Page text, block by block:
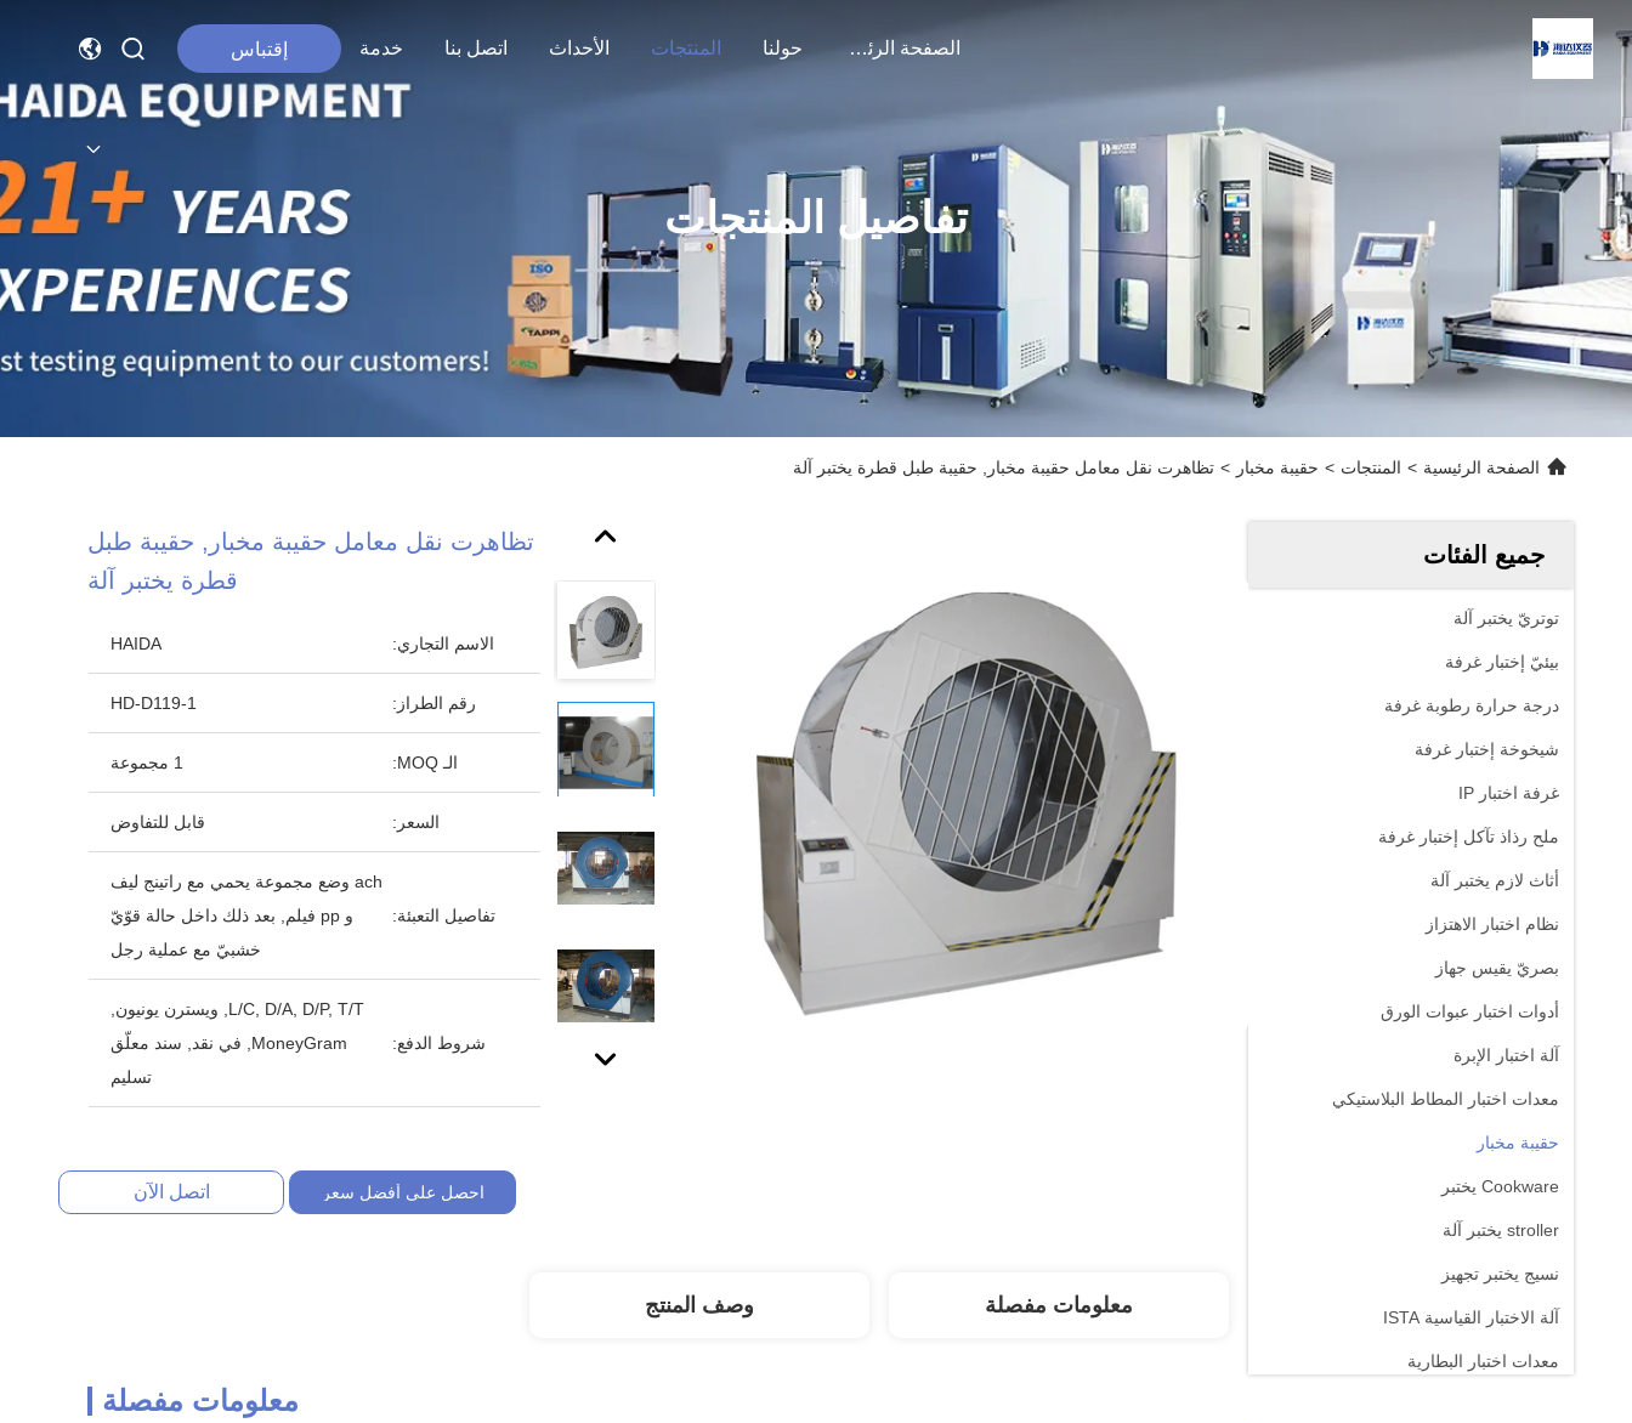
الصفحة الرئيسية حولنا المنتجات الأحداث اتصل بنا خدمة إقتباس
تفاصيل المنتجات
الصفحة الرئيسية > المنتجات > حقيبة مخبار > تظاهرت نقل معامل حقيبة مخبار, حقيبة طبل قطرة يختبر آلة
جميع الفئات
توتريّ يختبر آلة
بيئيّ إختبار غرفة
درجة حرارة رطوبة غرفة
شيخوخة إختبار غرفة
غرفة اختبار IP
ملح رذاذ تآكل إختبار غرفة
أثاث لازم يختبر آلة
نظام اختبار الاهتزاز
بصريّ يقيس جهاز
أدوات اختبار عبوات الورق
آلة اختبار الإبرة
معدات اختبار المطاط البلاستيكي
حقيبة مخبار
Cookware يختبر
stroller يختبر آلة
نسيج يختبر تجهيز
آلة الاختبار القياسية ISTA
معدات اختبار البطارية
تظاهرت نقل معامل حقيبة مخبار, حقيبة طبل
قطرة يختبر آلة
الاسم التجاري: HAIDA
رقم الطراز: HD-D119-1
الـ MOQ: 1 مجموعة
السعر: قابل للتفاوض
تفاصيل التعبئة:
ach وضع مجموعة يحمي مع راتينج ليف
و pp فيلم, بعد ذلك داخل حالة قوّيّ
خشبيّ مع عملية رجل
شروط الدفع:
L/C, D/A, D/P, T/T, ويسترن يونيون,
MoneyGram, في نقد, سند معلّق
تسليم
احصل على أفضل سعر اتصل الآن
معلومات مفصلة وصف المنتج
معلومات مفصلة